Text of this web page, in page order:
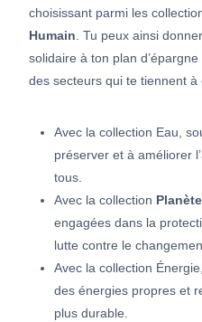
choisissant parmi les
Humain . Tu peux ainsi
solidaire à ton plan
des secteurs qui te tiennent à
Avec la collection Eau,
préserver et à améliorer
tous.
Avec la collection Planète
engagées dans la
lutte contre le
Avec la collection
des énergies propres et
plus durable.